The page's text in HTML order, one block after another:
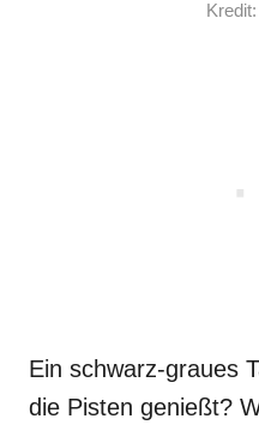
Kredit:
Ein schwarz-graues
die Pisten genießt?